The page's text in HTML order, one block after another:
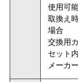
使用可
取換え
場合
交換用
セット
メーカ